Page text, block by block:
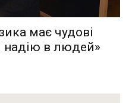
має чудові
надію в людей»